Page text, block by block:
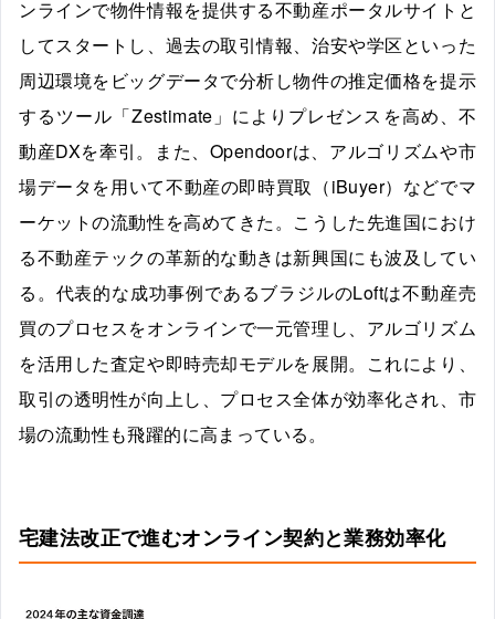
ンラインで物件情報を提供する不動産ポータルサイトと
してスタートし、過去の取引情報、治安や学区といった
周辺環境をビッグデータで分析し物件の推定価格を提示
するツール「Zestimate」によりプレゼンスを高め、不
動産DXを牽引。また、Opendoorは、アルゴリズムや市
場データを用いて不動産の即時買取（iBuyer）などでマ
ーケットの流動性を高めてきた。こうした先進国におけ
る不動産テックの革新的な動きは新興国にも波及してい
る。代表的な成功事例であるブラジルのLoftは不動産売
買のプロセスをオンラインで一元管理し、アルゴリズム
を活用した査定や即時売却モデルを展開。これにより、
取引の透明性が向上し、プロセス全体が効率化され、市
場の流動性も飛躍的に高まっている。
宅建法改正で進むオンライン契約と業務効率化